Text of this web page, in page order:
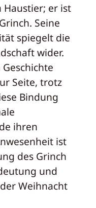
Haustier; er ist
Seine
spiegelt die
wider.
Seite, trotz
Bindung
ihren
ist
des Grinch
und
Weihnacht